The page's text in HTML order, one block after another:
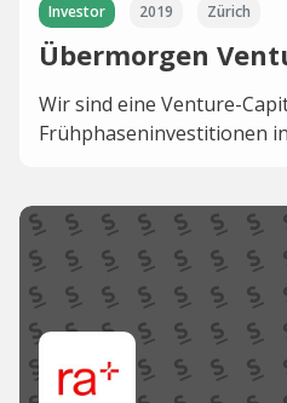
Investor 2019 Zürich
Übermorgen
Wir sind eine Venture-
Frühphaseninvestitionen